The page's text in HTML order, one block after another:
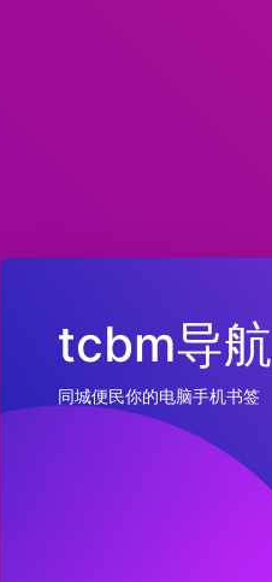
tcbm导航
同城便民你的电脑手机书签